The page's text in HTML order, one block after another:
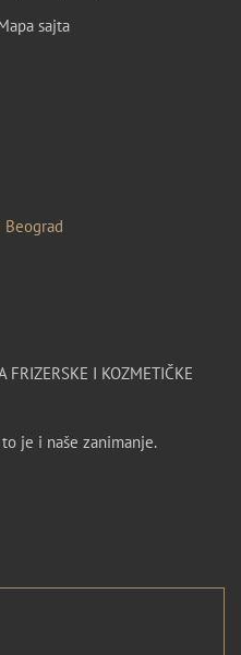
sajta
Beograd
FRIZERSKE I KOZMETIČKE
je i naše zanimanje.